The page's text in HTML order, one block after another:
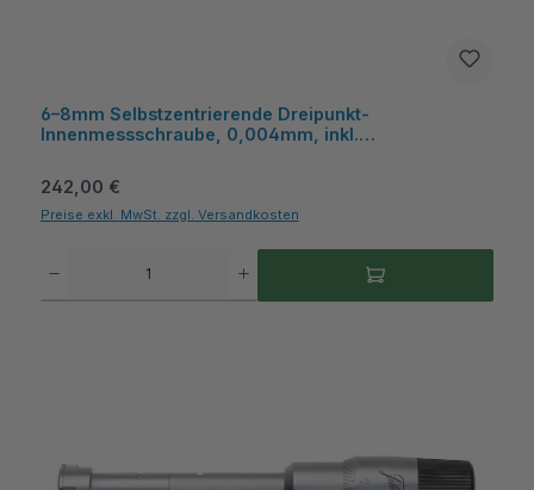
6–8mm Selbstzentrierende Dreipunkt-
Innenmessschraube, 0,004mm, inkl.
Regulärer Preis:
242,00 €
Preise exkl. MwSt. zzgl. Versandkosten